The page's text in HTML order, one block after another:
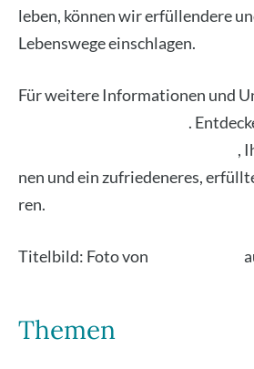
leben, kön­nen wir erfül­len­de­re
Lebens­we­ge ein­schla­gen.
Für wei­te­re Infor­ma­tio­nen und
.
,
nen und ein zufrie­de­ne­res,
ren.
Titel­bild: Foto von
Themen